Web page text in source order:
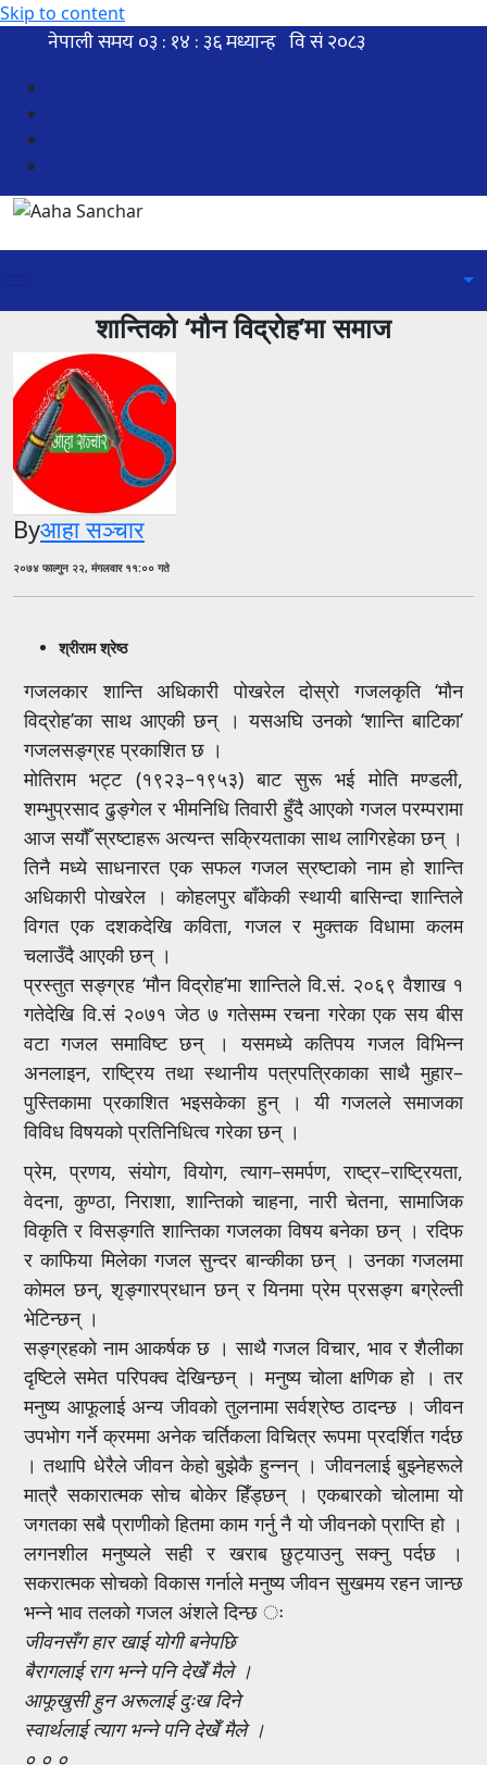
Skip to content
शान्तिको ‘मौन विद्रोह’मा समाज
Byआहा सञ्चार
२०७४ फाल्गुन २२, मंगलवार ११:०० गते
श्रीराम श्रेष्ठ
गजलकार शान्ति अधिकारी पोखरेल दोस्रो गजलकृति ‘मौन
विद्रोह’का साथ आएकी छन् । यसअघि उनको ‘शान्ति बाटिका’
गजलसङ्ग्रह प्रकाशित छ ।
मोतिराम भट्ट (१९२३–१९५३) बाट सुरू भई मोति मण्डली,
शम्भुप्रसाद ढुङ्गेल र भीमनिधि तिवारी हुँदै आएको गजल परम्परामा
आज सयौँ स्रष्टाहरू अत्यन्त सक्रियताका साथ लागिरहेका छन् ।
तिनै मध्ये साधनारत एक सफल गजल स्रष्टाको नाम हो शान्ति
अधिकारी पोखरेल । कोहलपुर बाँकेकी स्थायी बासिन्दा शान्तिले
विगत एक दशकदेखि कविता, गजल र मुक्तक विधामा कलम
चलाउँदै आएकी छन् ।
प्रस्तुत सङ्ग्रह ‘मौन विद्रोह’मा शान्तिले वि.सं. २०६९ वैशाख १
गतेदेखि वि.संं २०७१ जेठ ७ गतेसम्म रचना गरेका एक सय बीस
वटा गजल समाविष्ट छन् । यसमध्ये कतिपय गजल विभिन्न
अनलाइन, राष्ट्रिय तथा स्थानीय पत्रपत्रिकाका साथै मुहार–
पुस्तिकामा प्रकाशित भइसकेका हुन् । यी गजलले समाजका
विविध विषयको प्रतिनिधित्व गरेका छन् ।
प्रेम, प्रणय, संयोग, वियोग, त्याग–समर्पण, राष्ट्र–राष्ट्रियता,
वेदना, कुण्ठा, निराशा, शान्तिको चाहना, नारी चेतना, सामाजिक
विकृति र विसङ्गति शान्तिका गजलका विषय बनेका छन् । रदिफ
र काफिया मिलेका गजल सुन्दर बान्कीका छन् । उनका गजलमा
कोमल छन्, शृङ्गारप्रधान छन् र यिनमा प्रेम प्रसङ्ग बग्रेल्ती
भेटिन्छन् ।
सङ्ग्रहको नाम आकर्षक छ । साथै गजल विचार, भाव र शैलीका
दृष्टिले समेत परिपक्व देखिन्छन् । मनुष्य चोला क्षणिक हो । तर
मनुष्य आफूलाई अन्य जीवको तुलनामा सर्वश्रेष्ठ ठादन्छ । जीवन
उपभोग गर्ने क्रममा अनेक चर्तिकला विचित्र रूपमा प्रदर्शित गर्दछ
। तथापि धेरैले जीवन केहो बुझेकै हुन्नन् । जीवनलाई बुझ्नेहरूले
मात्रै सकारात्मक सोच बोकेर हिँड्छन् । एकबारको चोलामा यो
जगतका सबै प्राणीको हितमा काम गर्नु नै यो जीवनको प्राप्ति हो ।
लगनशील मनुष्यले सही र खराब छुट्याउनु सक्नु पर्दछ ।
सकरात्मक सोचको विकास गर्नाले मनुष्य जीवन सुखमय रहन जान्छ
भन्ने भाव तलको गजल अंशले दिन्छ ः
जीवनसँग हार खाई योगी बनेपछि
बैरागलाई राग भन्ने पनि देखेँ मैले ।
आफूखुसी हुन अरूलाई दुःख दिने
स्वार्थलाई त्याग भन्ने पनि देखेँ मैले ।
० ० ०